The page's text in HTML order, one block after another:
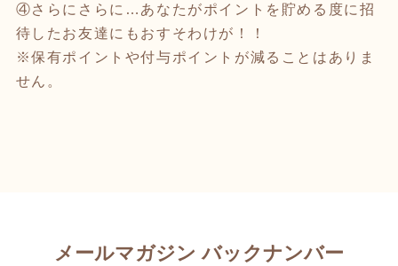
④さらにさらに…あなたがポイントを貯める度に招
待したお友達にもおすそわけが！！
※保有ポイントや付与ポイントが減ることはありま
せん。
メールマガジン バックナンバー